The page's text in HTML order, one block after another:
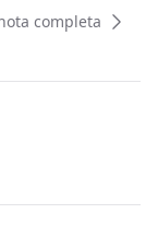
de
electrónicas y
equipos de fibra
completa